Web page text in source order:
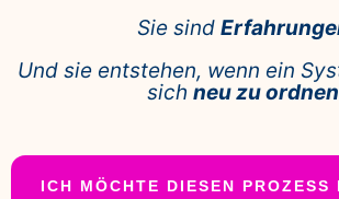
Sie sind
Und sie entstehen, wenn ein
sich neu zu
ICH MÖCHTE DIESEN PROZESS